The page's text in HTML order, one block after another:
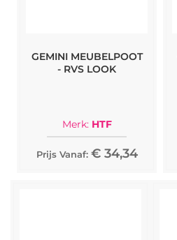
GEMINI MEUBELPOOT
- RVS LOOK
Merk: HTF
Prijs Vanaf: € 34,34